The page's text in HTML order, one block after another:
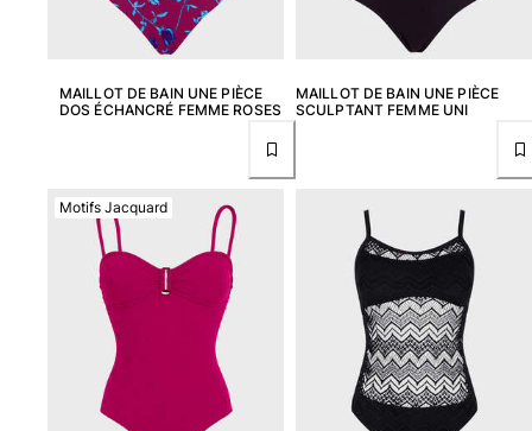
Tous les articles
Prêt-à-porter
Polos
Shorts
Sweats
Tous les articles
Tous les articles
Maillots de bain
MAILLOT DE BAIN UNE PIÈCE
DOS ÉCHANCRÉ FEMME ROSES
MAILLOT DE BAIN UNE PIÈCE
SCULPTANT FEMME UNI
Motifs Jacquard